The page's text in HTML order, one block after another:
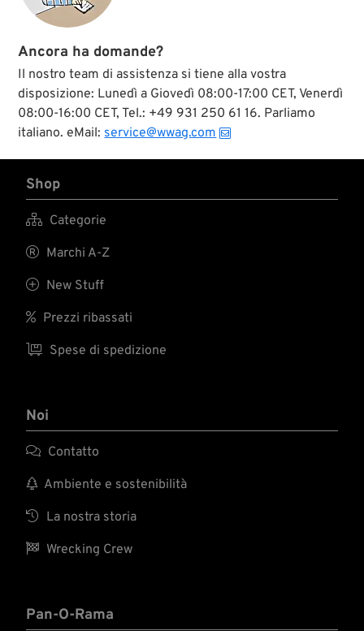
Ancora ha domande?
Il nostro team di assistenza si tiene alla vostra
disposizione: Lunedì a Giovedì 08:00-17:00 CET, Venerdì
08:00-16:00 CET, Tel.: +49 931 250 61 16. Parliamo
italiano. eMail: service@wwag.com
Shop
 Categorie
 Marchi A-Z
 New Stuff
 Prezzi ribassati
 Spese di spedizione
Noi
 Contatto
 Ambiente e sostenibilità
 La nostra storia
 Wrecking Crew
Pan-O-Rama